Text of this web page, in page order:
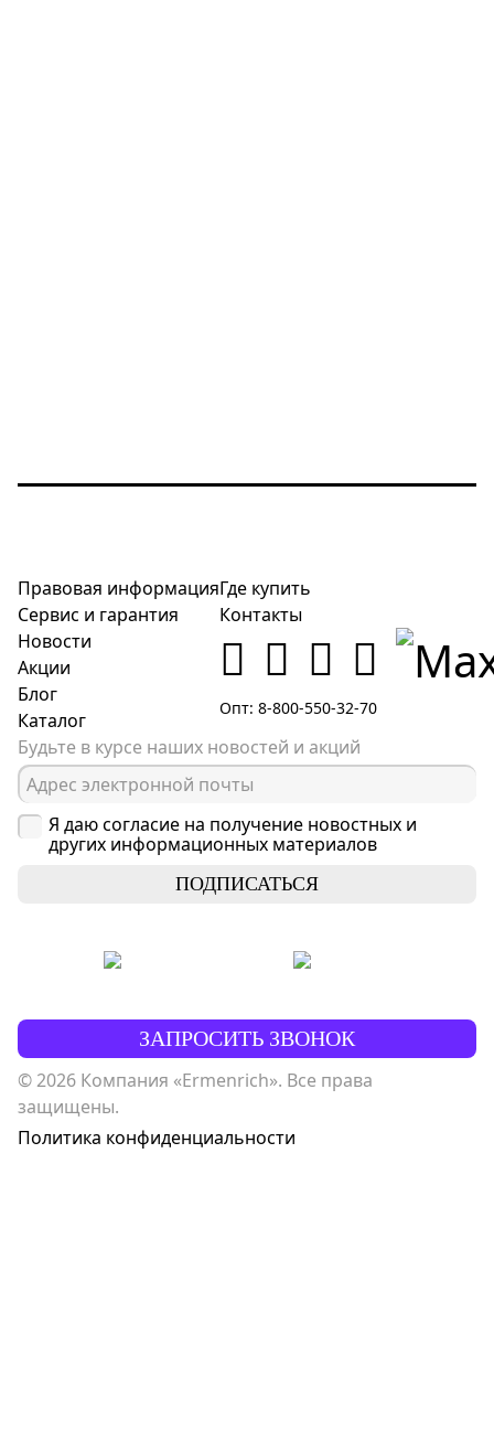
Правовая информация
Сервис и гарантия
Новости
Акции
Блог
Каталог
Где купить
Контакты
Опт: 8-800-550-32-70
Будьте в курсе наших новостей и акций
Я даю согласие на получение новостных и
других информационных материалов
ПОДПИСАТЬСЯ
ЗАПРОСИТЬ ЗВОНОК
© 2026 Компания «Ermenrich». Все права
защищены.
Политика конфиденциальности